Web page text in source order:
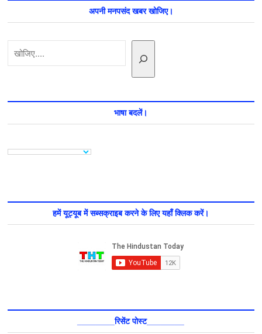
अपनी मनपसंद खबर खोजिए।
खोजें
भाषा बदलें।
हमें यूट्यूब में सब्सक्राइब करने के लिए यहाँ क्लिक करें।
________रिसेंट पोस्ट________